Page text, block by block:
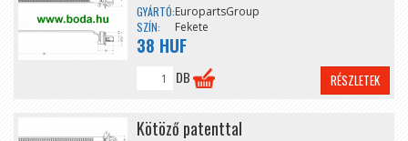
GYÁRTÓ:EuropartsGroup
SZÍN:
Fekete
38 HUF
DB RÉSZLETEK
Kötöző patenttal